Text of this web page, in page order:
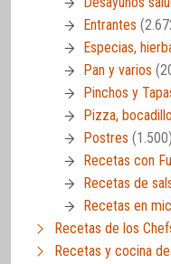
Entrantes
Especias,
Pan y varios
Pinchos y
Pizza,
Postres (1.500)
Recetas con
Recetas de
Recetas en
Recetas de los
Recetas y cocina